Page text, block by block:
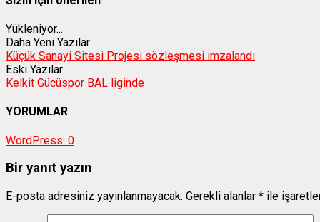
Yükleniyor...
Daha Yeni Yazılar
Küçük Sanayi Sitesi Projesi sözleşmesi imzalandı
Eski Yazılar
Kelkit Gücüspor BAL liginde
YORUMLAR
WordPress: 0
Bir yanıt yazın
E-posta adresiniz yayınlanmayacak. Gerekli alanlar * ile